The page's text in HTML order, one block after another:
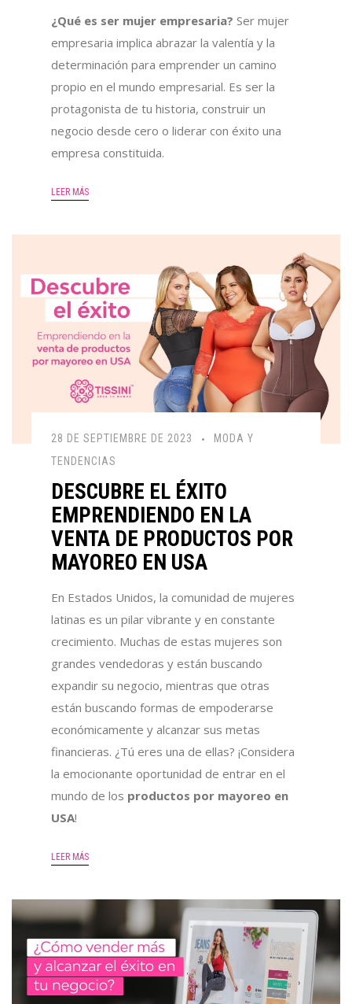
¿Qué es ser mujer empresaria? Ser mujer
empresaria implica abrazar la valentía y la
determinación para emprender un camino
propio en el mundo empresarial. Es ser la
protagonista de tu historia, construir un
negocio desde cero o liderar con éxito una
empresa constituida.
LEER MÁS
28 DE SEPTIEMBRE DE 2023
MODA Y
TENDENCIAS
DESCUBRE EL ÉXITO
EMPRENDIENDO EN LA
VENTA DE PRODUCTOS POR
MAYOREO EN USA
En Estados Unidos, la comunidad de mujeres
latinas es un pilar vibrante y en constante
crecimiento. Muchas de estas mujeres son
grandes vendedoras y están buscando
expandir su negocio, mientras que otras
están buscando formas de empoderarse
económicamente y alcanzar sus metas
financieras. ¿Tú eres una de ellas? ¡Considera
la emocionante oportunidad de entrar en el
mundo de los productos por mayoreo en
USA!
LEER MÁS